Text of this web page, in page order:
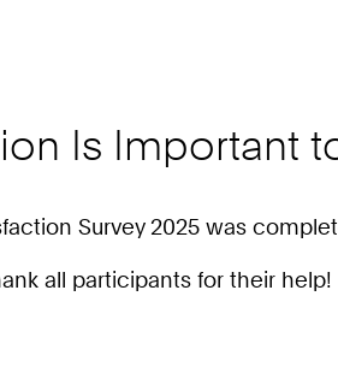
Is Important
Survey 2025 was
all participants for their help!